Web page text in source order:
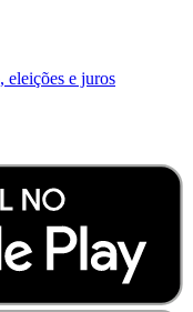
eleições e juros